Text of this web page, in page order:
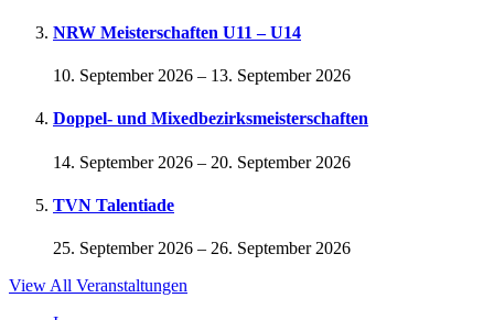
NRW Meisterschaften U11 – U14
10. September 2026 – 13. September 2026
Doppel- und Mixedbezirksmeisterschaften
14. September 2026 – 20. September 2026
TVN Talentiade
25. September 2026 – 26. September 2026
View All Veranstaltungen